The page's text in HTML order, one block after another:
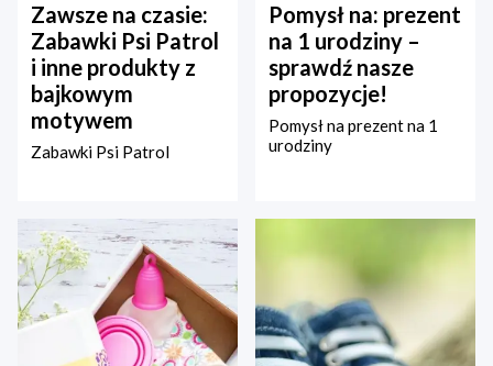
Zawsze na czasie:
Zabawki Psi Patrol
i inne produkty z
bajkowym
motywem
Zabawki Psi Patrol
Pomysł na: prezent
na 1 urodziny –
sprawdź nasze
propozycje!
Pomysł na prezent na 1
urodziny